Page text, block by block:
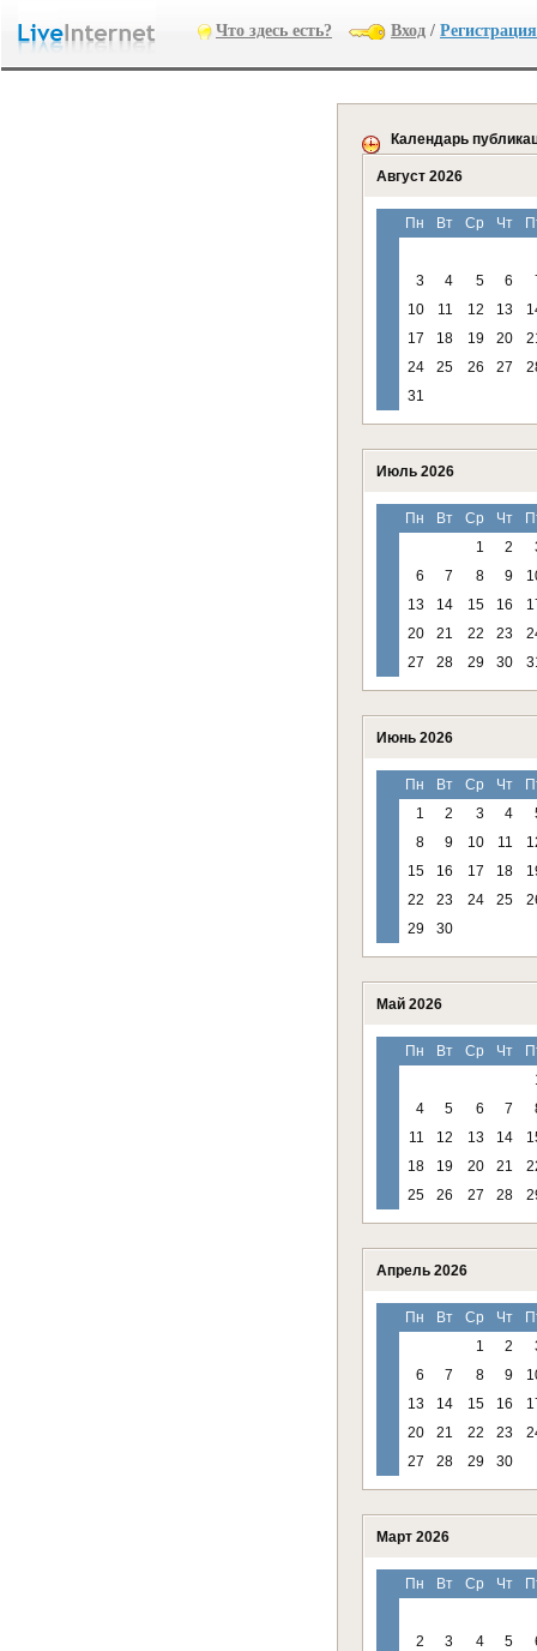
Что здесь есть? Вход / Регистрация
Календарь
Август 2026
Пн Вт Ср Чт
3 4 5 6
10
11 12 13
17
18 19 20
24
25 26 27
31
Июль 2026
Пн Вт Ср Чт
1
2
6
7 8 9
13
14 15 16
20
21 22 23
27
28 29 30
Июнь 2026
Пн Вт Ср Чт
1
2 3 4
8
9 10 11
15
16 17 18
22
23 24 25
29
30
Май 2026
Пн Вт Ср Чт
4
5 6 7
11
12 13 14
18
19 20 21
25
26 27 28
Апрель 2026
Пн Вт Ср Чт
1
2
6
7 8 9
13
14 15 16
20
21 22 23
27
28 29 30
Март 2026
Пн Вт Ср Чт
2 3 4 5